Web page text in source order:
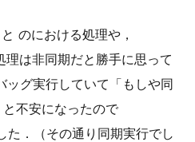
のにおける処理や，
は非同期だと勝手に思って
ッグ実行していて「もしや同
不安になったので
．（その通り同期実行でし